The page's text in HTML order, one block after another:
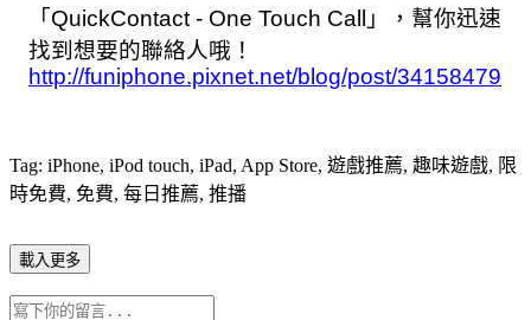
「QuickContact - One Touch Call」，幫你迅速
找到想要的聯絡人哦！
http://funiphone.pixnet.net/blog/post/34158479
Tag: iPhone, iPod touch, iPad, App Store, 遊戲推薦, 趣味遊戲, 限
時免費, 免費, 每日推薦, 推播
載入更多